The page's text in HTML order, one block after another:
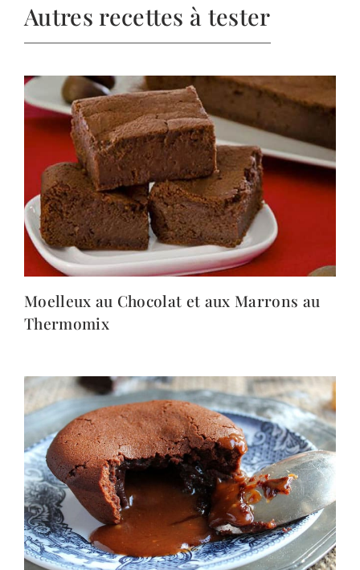
Autres recettes à tester
Moelleux au Chocolat et aux Marrons au
Thermomix